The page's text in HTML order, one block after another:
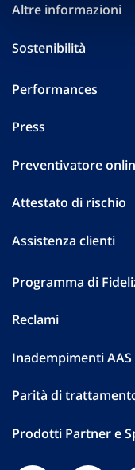
Altre informazioni
Sostenibilità
Performances
Press
Preventivatore
Attestato di rischio
Assistenza clienti
Programma di
Reclami
Inadempimenti AAS
Parità di
Prodotti Partner e